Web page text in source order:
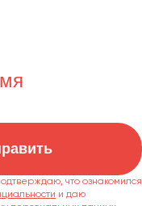
что ознакомился